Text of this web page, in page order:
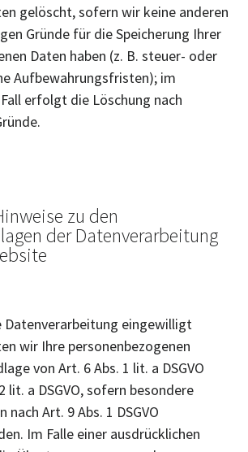
gelöscht, sofern wir keine anderen
Gründe für die Speicherung Ihrer
Daten haben (z. B. steuer- oder
Aufbewahrungsfristen); im
erfolgt die Löschung nach
zu den
der Datenverarbeitung
Datenverarbeitung eingewilligt
wir Ihre personenbezogenen
von Art. 6 Abs. 1 lit. a DSGVO
lit. a DSGVO, sofern besondere
Art. 9 Abs. 1 DSGVO
Im Falle einer ausdrücklichen